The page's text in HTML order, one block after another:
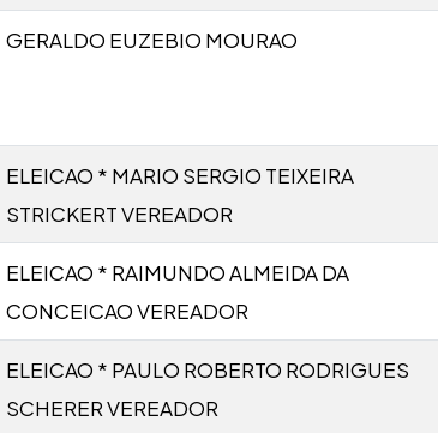
GERALDO EUZEBIO MOURAO
ELEICAO * MARIO SERGIO TEIXEIRA
STRICKERT VEREADOR
ELEICAO * RAIMUNDO ALMEIDA DA
CONCEICAO VEREADOR
ELEICAO * PAULO ROBERTO RODRIGUES
SCHERER VEREADOR